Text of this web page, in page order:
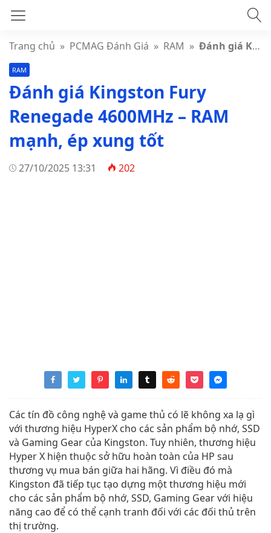
Trang chủ » PCMAG Đánh Giá » RAM » Đánh giá Kingston Fury Renegade 4600MHz – RAM mạnh, ép xung tốt
RAM
Đánh giá Kingston Fury
Renegade 4600MHz – RAM
mạnh, ép xung tốt
27/10/2025 13:31 202
Các tín đồ công nghệ và game thủ có lẽ không xa lạ gì
với thương hiệu HyperX cho các sản phẩm bộ nhớ, SSD
và Gaming Gear của Kingston. Tuy nhiên, thương hiệu
Hyper X hiện thuộc sở hữu hoàn toàn của HP sau
thương vụ mua bán giữa hai hãng. Vì điều đó mà
Kingston đã tiếp tục tạo dựng một thương hiệu mới
cho các sản phẩm bộ nhớ, SSD, Gaming Gear với hiệu
năng cao để có thể cạnh tranh đối với các đối thủ trên
thị trường.